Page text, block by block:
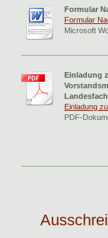
Formular
Formular
Microsoft
Einladung
Einladung
PDF-